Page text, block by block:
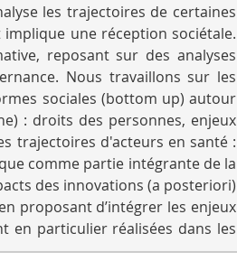
les trajectoires de certaines
une réception sociétale.
reposant sur des analyses
Nous travaillons sur les
sociales (bottom up) autour
: droits des personnes, enjeux
trajectoires d'acteurs en santé :
comme partie intégrante de la
des innovations (a posteriori)
proposant d’intégrer les enjeux
en particulier réalisées dans les